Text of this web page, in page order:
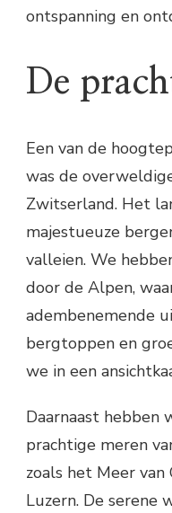
ontspanning en
De
Een van de
was de
Zwitserland. Het
majestueuze
valleien. We
door de Alpen,
adembenemende
bergtoppen en
we in een
Daarnaast hebben
prachtige meren
zoals het Meer van
Luzern. De serene